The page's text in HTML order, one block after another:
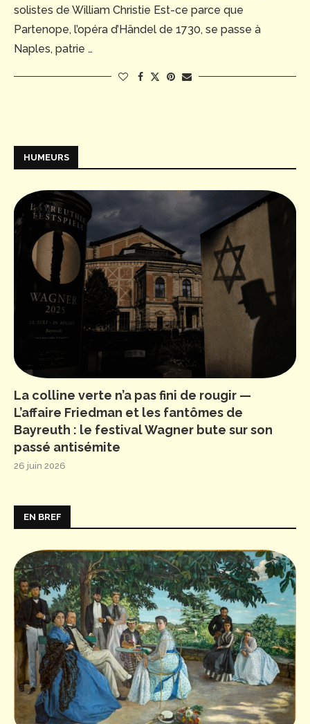
solistes de William Christie Est-ce parce que
Partenope, l’opéra d’Händel de 1730, se passe à
Naples, patrie …
HUMEURS
La colline verte n’a pas fini de rougir —
L’affaire Friedman et les fantômes de
Bayreuth : le festival Wagner bute sur son
passé antisémite
26 juin 2026
EN BREF